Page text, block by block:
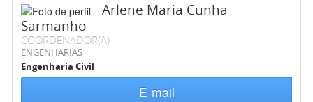
Arlene Maria Cunha
Sarmanho
COORDENADOR(A)
ENGENHARIAS
Engenharia Civil
E-mail